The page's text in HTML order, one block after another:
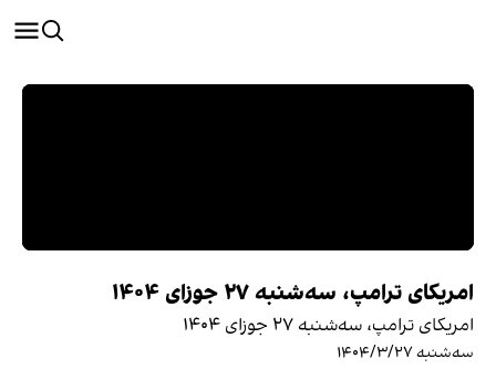
امریکای ترامپ، سه‌شنبه ۲۷ جوزای ۱۴۰۴
امریکای ترامپ، سه‌شنبه ۲۷ جوزای ۱۴۰۴
سه‌شنبه ۱۴۰۴/۳/۲۷